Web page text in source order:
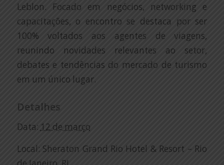
Leblon. Focado em negócios, networking e
capacitações, o encontro se destaca por ser
100% voltados aos agentes de viagens,
reunindo novidades relevantes ao setor,
debates e tendências do mercado de turismo
em um único lugar.
Detalhes
Data: 12 de março
Local: Sheraton Grand Rio Hotel & Resort – Rio